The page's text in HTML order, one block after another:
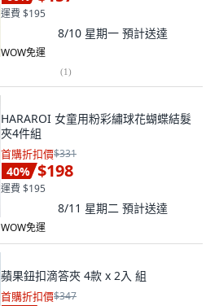
運費 $195
8/10 星期一 預計送達
WOW免運
(1)
HARAROI 女童用粉彩繡球花蝴蝶結髮
夾4件組
首購折扣價$331
40% $198
運費 $195
8/11 星期二 預計送達
WOW免運
蘋果鈕扣滴答夾 4款 x 2入 組
首購折扣價$347